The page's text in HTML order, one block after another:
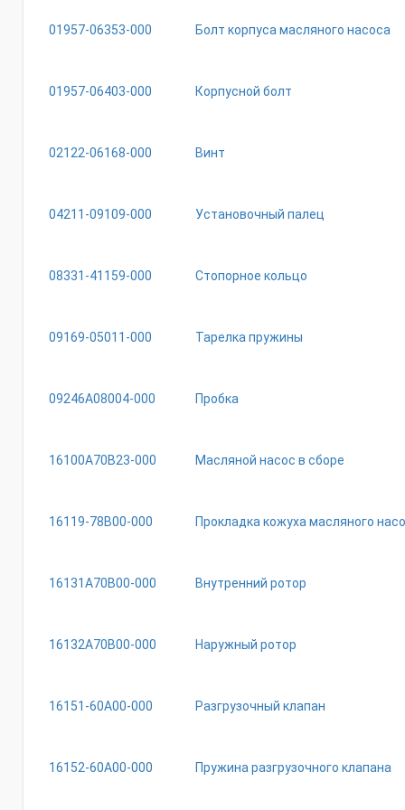
01957-06353-000 Болт корпуса масляного насоса
01957-06403-000 Корпусной болт
02122-06168-000 Винт
04211-09109-000 Установочный палец
08331-41159-000 Стопорное кольцо
09169-05011-000 Тарелка пружины
09246A08004-000 Пробка
16100A70B23-000 Масляной насос в сборе
16119-78B00-000 Прокладка кожуха масляного
16131A70B00-000 Внутренний ротор
16132A70B00-000 Наружный ротор
16151-60A00-000 Разгрузочный клапан
16152-60A00-000 Пружина разгрузочного клапана